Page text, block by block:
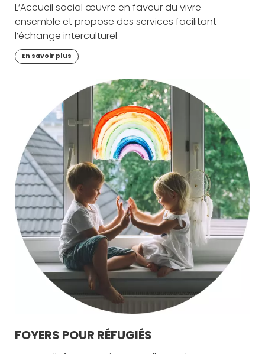
L’Accueil social œuvre en faveur du vivre-
ensemble et propose des services facilitant
l’échange interculturel.
En savoir plus
FOYERS POUR RÉFUGIÉS